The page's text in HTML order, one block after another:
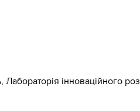
інноваційного